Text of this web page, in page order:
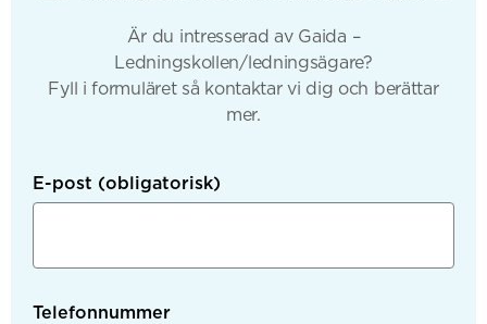
Är du intresserad av Gaida –
Ledningskollen/ledningsägare?
Fyll i formuläret så kontaktar vi dig och berättar
mer.
E-post (obligatorisk)
Telefonnummer